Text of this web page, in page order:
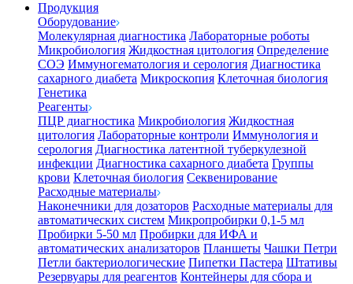
Продукция
Оборудование
Молекулярная диагностика Лабораторные роботы
Микробиология Жидкостная цитология Определение
СОЭ Иммуногематология и серология Диагностика
сахарного диабета Микроскопия Клеточная биология
Генетика
Реагенты
ПЦР диагностика Микробиология Жидкостная
цитология Лабораторные контроли Иммунология и
серология Диагностика латентной туберкулезной
инфекции Диагностика сахарного диабета Группы
крови Клеточная биология Секвенирование
Расходные материалы
Наконечники для дозаторов Расходные материалы для
автоматических систем Микропробирки 0,1-5 мл
Пробирки 5-50 мл Пробирки для ИФА и
автоматических анализаторов Планшеты Чашки Петри
Петли бактериологические Пипетки Пастера Штативы
Резервуары для реагентов Контейнеры для сбора и